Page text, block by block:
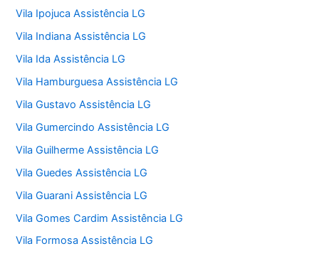
Vila Ipojuca Assistência LG
Vila Indiana Assistência LG
Vila Ida Assistência LG
Vila Hamburguesa Assistência LG
Vila Gustavo Assistência LG
Vila Gumercindo Assistência LG
Vila Guilherme Assistência LG
Vila Guedes Assistência LG
Vila Guarani Assistência LG
Vila Gomes Cardim Assistência LG
Vila Formosa Assistência LG